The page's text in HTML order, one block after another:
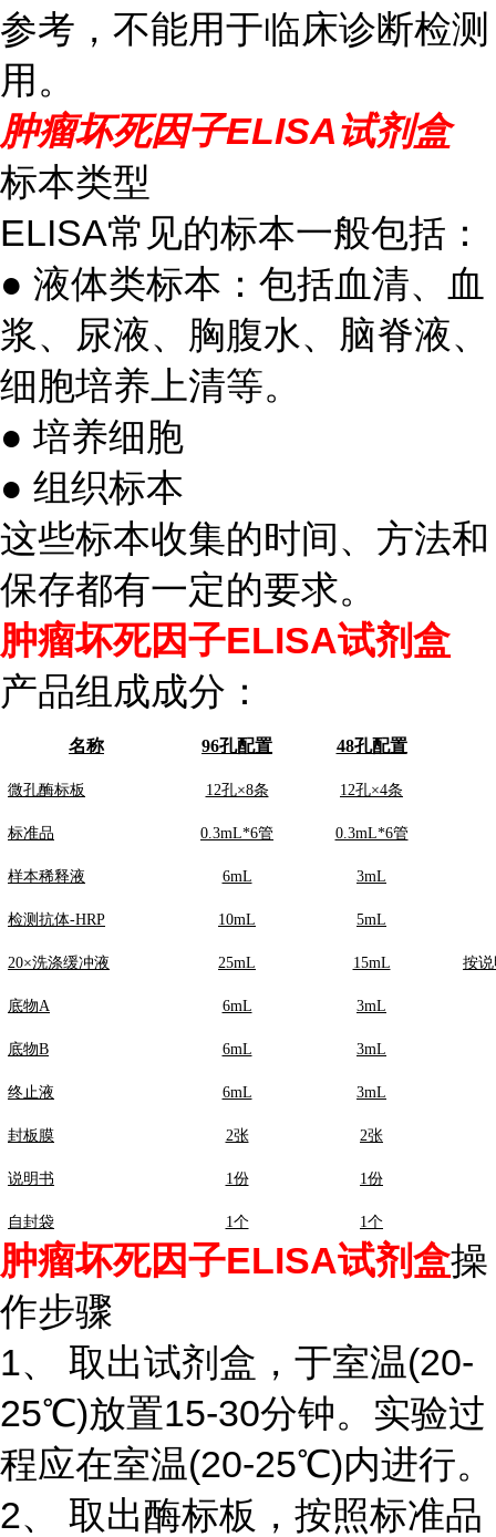
参考，不能用于临床诊断检测
用。
肿瘤坏死因子ELISA试剂盒
标本类型
ELISA常见的标本一般包括：
● 液体类标本：包括血清、血
浆、尿液、胸腹水、脑脊液、
细胞培养上清等。
● 培养细胞
● 组织标本
这些标本收集的时间、方法和
保存都有一定的要求。
肿瘤坏死因子ELISA试剂盒
产品组成成分：
名称 96孔配置 48孔配置
微孔酶标板 12孔×8条 12孔×4条
标准品 0.3mL*6管 0.3mL*6管
样本稀释液 6mL 3mL
检测抗体-HRP 10mL 5mL
20×洗涤缓冲液 25mL 15mL 按
底物A 6mL 3mL
底物B 6mL 3mL
终止液 6mL 3mL
封板膜 2张 2张
说明书 1份 1份
自封袋 1个 1个
肿瘤坏死因子ELISA试剂盒操
作步骤
1、 取出试剂盒，于室温(20-
25℃)放置15-30分钟。实验过
程应在室温(20-25℃)内进行。
2、 取出酶标板，按照标准品